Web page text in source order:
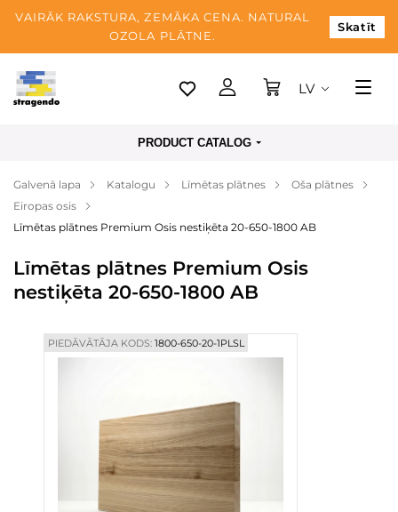
VAIRĀK RAKSTURA, ZEMĀKA CENA. NATURAL
OZOLA PLĀTNE.
Skatīt
Tallina
Apmaksa
Par mums
Blogs
Kontaktinformācija
LV
PRODUCT CATALOG
Galvenā lapa Katalogu Līmētas plātnes
Oša plātnes
Eiropas osis
Līmētas plātnes Premium Osis nestiķēta 20-650-1800 AB
Līmētas plātnes Premium Osis
nestiķēta 20-650-1800 AB
PIEDĀVĀTĀJA KODS:1800-650-20-1PLSL